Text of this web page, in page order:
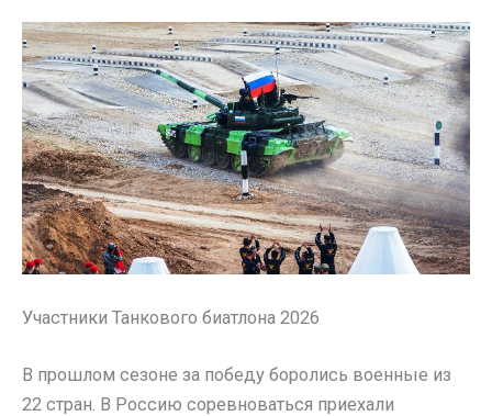
Участники Танкового биатлона 2026
В прошлом сезоне за победу боролись военные из
22 стран. В Россию соревноваться приехали